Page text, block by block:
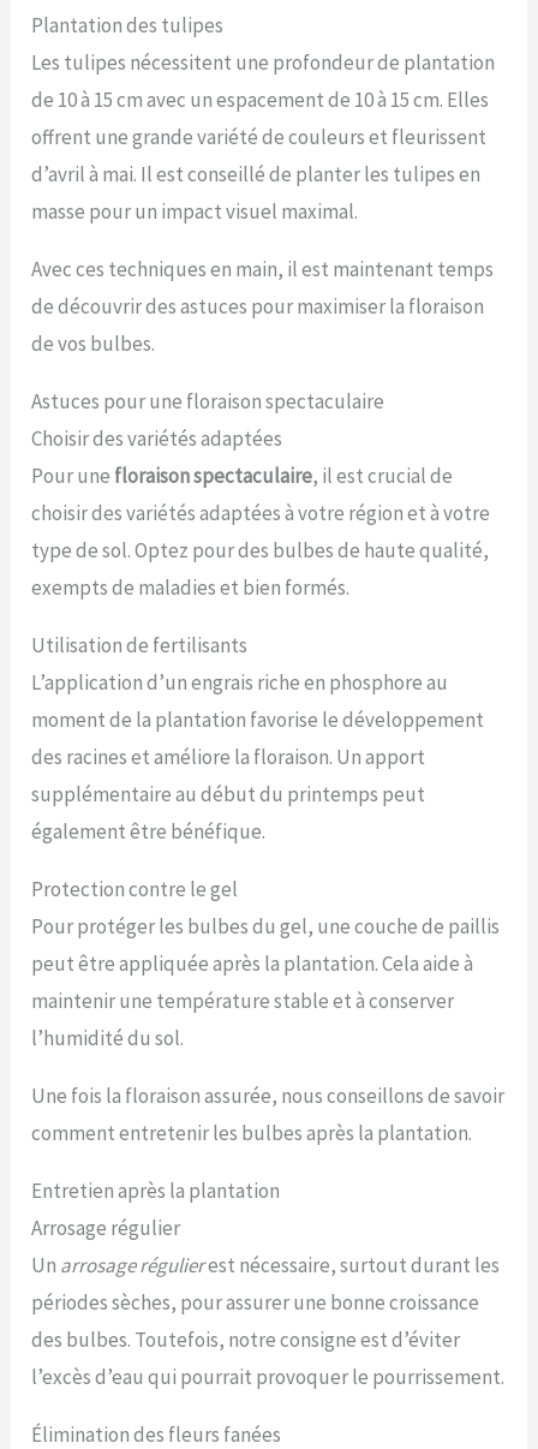
Plantation des tulipes
Les tulipes nécessitent une profondeur de plantation
de 10 à 15 cm avec un espacement de 10 à 15 cm. Elles
offrent une grande variété de couleurs et fleurissent
d’avril à mai. Il est conseillé de planter les tulipes en
masse pour un impact visuel maximal.
Avec ces techniques en main, il est maintenant temps
de découvrir des astuces pour maximiser la floraison
de vos bulbes.
Astuces pour une floraison spectaculaire
Choisir des variétés adaptées
Pour une floraison spectaculaire, il est crucial de
choisir des variétés adaptées à votre région et à votre
type de sol. Optez pour des bulbes de haute qualité,
exempts de maladies et bien formés.
Utilisation de fertilisants
L’application d’un engrais riche en phosphore au
moment de la plantation favorise le développement
des racines et améliore la floraison. Un apport
supplémentaire au début du printemps peut
également être bénéfique.
Protection contre le gel
Pour protéger les bulbes du gel, une couche de paillis
peut être appliquée après la plantation. Cela aide à
maintenir une température stable et à conserver
l’humidité du sol.
Une fois la floraison assurée, nous conseillons de savoir
comment entretenir les bulbes après la plantation.
Entretien après la plantation
Arrosage régulier
Un arrosage régulierest nécessaire, surtout durant les
périodes sèches, pour assurer une bonne croissance
des bulbes. Toutefois, notre consigne est d’éviter
l’excès d’eau qui pourrait provoquer le pourrissement.
Élimination des fleurs fanées